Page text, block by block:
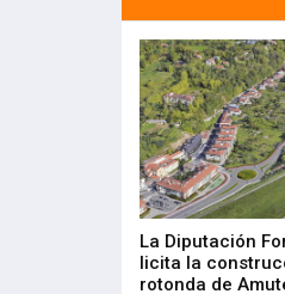
La Diputación
licita la
rotonda de